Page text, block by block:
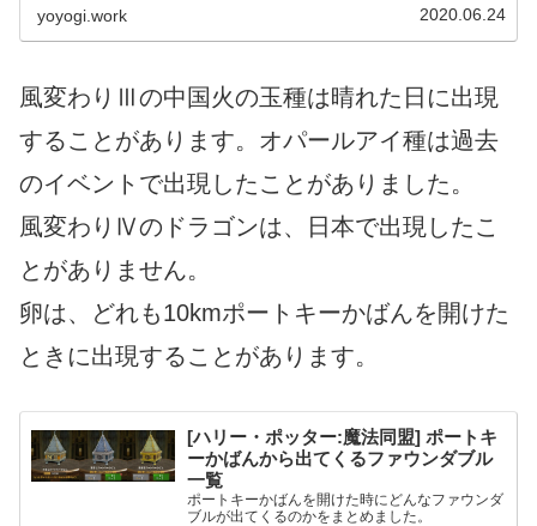
yoyogi.work 2020.06.24
風変わりⅢの中国火の玉種は晴れた日に出現
することがあります。オパールアイ種は過去
のイベントで出現したことがありました。
風変わりⅣのドラゴンは、日本で出現したこ
とがありません。
卵は、どれも10kmポートキーかばんを開けた
ときに出現することがあります。
[ハリー・ポッター:魔法同盟] ポートキ
ーかばんから出てくるファウンダブル
一覧
ポートキーかばんを開けた時にどんなファウンダ
ブルが出てくるのかをまとめました。